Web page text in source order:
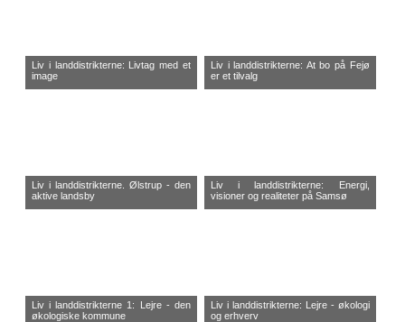
Liv i landdistrikterne: Livtag med et
image
Liv i landdistrikterne: At bo på Fejø
er et tilvalg
Liv i landdistrikterne. Ølstrup - den
aktive landsby
Liv i landdistrikterne: Energi,
visioner og realiteter på Samsø
Liv i landdistrikterne 1: Lejre - den
økologiske kommune
Liv i landdistrikterne: Lejre - økologi
og erhverv